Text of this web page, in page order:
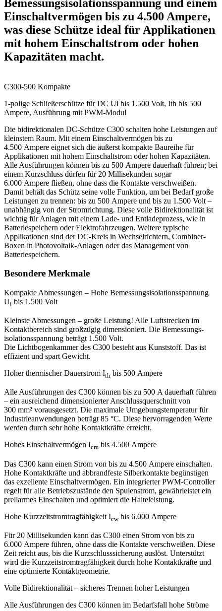
Bemessungsisolationsspannung und einem
Einschaltvermögen bis zu 4.500 Ampere,
was diese Schütze ideal für Applikationen
mit hohem Einschaltstrom oder hohen
Kapazitäten macht.
C300-500 Kompakte
1-polige Schließerschütze für DC Ui bis 1.500 Volt, Ith bis 500
Ampere, Ausführung mit PWM-Modul
Die bidirektionalen DC-Schütze C300 schalten hohe Leistungen auf
kleinstem Raum. Mit einem Einschaltvermögen bis zu
4.500 Ampere eignet sich die äußerst kompakte Baureihe für
Applikationen mit hohem Einschaltstrom oder hohen Kapazitäten.
Alle Ausführungen können bis zu 500 Ampere dauer­haft führen; bei
einem Kurzschluss dürfen für 20 Millisekunden sogar
6.000 Ampere fließen, ohne dass die Kontakte verschweißen.
Damit behält das Schütz seine volle Funktion, um bei Bedarf große
Leistungen zu trennen: bis zu 500 Ampere und bis zu 1.500 Volt –
unabhängig von der Stromrichtung. Diese volle Bidirektionalität ist
wichtig für Anlagen mit einem Lade- und Entladeprozess, wie in
Batteriespeichern oder Elektrofahrzeugen. Weitere typische
Applikationen sind der DC-Kreis in Wechselrichtern, Combiner-
Boxen in Photovoltaik-Anlagen oder das Management von
Batteriespeichern.
Besondere Merkmale
Kompakte Abmessungen – Hohe Bemessungsisolationsspannung
Ui bis 1.500 Volt
Kleinste Abmessungen – große Leistung! Alle Luft­strecken im
Kontaktbereich sind großzügig dimensioniert. Die Bemessungs­
isolations­spannung beträgt 1.500 Volt.
Die Lichtbogen­kammer des C300 besteht aus Kunststoff. Das ist
effizient und spart Gewicht.
Hoher thermischer Dauerstrom Ith bis 500 Ampere
Alle Ausführungen des C300 können bis zu 500 A dauerhaft führen
– ein ausreichend dimensionierter Anschlussquerschnitt von
300 mm² vorausgesetzt. Die maximale Umgebungstemperatur für
Industrie­anwendungen beträgt 85 °C. Diese hervorragenden Werte
werden durch sehr hohe Kontaktkräfte erreicht.
Hohes Einschaltvermögen Icm bis 4.500 Ampere
Das C300 kann einen Strom von bis zu 4.500 Ampere einschalten.
Hohe Kontaktkräfte und abbrandfeste Silberkontakte begünstigen
das exzellente Einschaltvermögen. Ein integrierterPWM-Controller
regelt für alle Betriebszustände den Spulenstrom, gewährleistet ein
prellarmes Einschalten und optimiert die Halteleistung.
Hohe Kurzzeitstromtragfähigkeit Icwbis 6.000 Ampere
Für 20 Millisekunden kann das C300 einen Strom von bis zu
6.000 Ampere führen, ohne dass die Kontakte verschweißen. Diese
Zeit reicht aus, bis die Kurzschlusssicherung auslöst. Unterstützt
wird die Kurzzeit­stromtrag­fähigkeit durch hohe Kontakt­kräfte und
eine optimierte Kontaktgeometrie.
Volle Bidirektionalität – sicheres Trennen hoher Leistungen
Alle Ausführungen des C300 können im Bedarfsfall hohe Ströme